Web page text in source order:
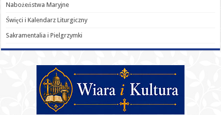
Nabożeństwa Maryjne
Święci i Kalendarz Liturgiczny
Sakramentalia i Pielgrzymki